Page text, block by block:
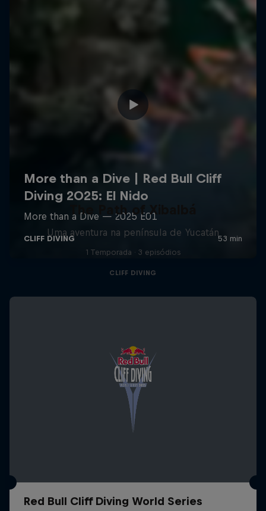
The Path of Xibalbá
Uma aventura na península de Yucatán
1 Temporada · 3 episódios
CLIFF DIVING
Red Bull Cliff Diving World Series